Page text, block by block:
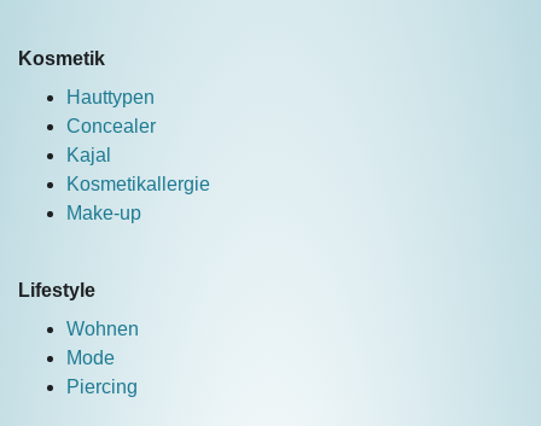
Kosmetik
Hauttypen
Concealer
Kajal
Kosmetikallergie
Make-up
Lifestyle
Wohnen
Mode
Piercing